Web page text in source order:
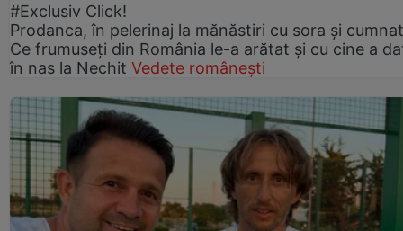
#Exclusiv Click!
Prodanca, în pelerinaj la mănăstiri cu sora și
Ce frumuseți din România le-a arătat și cu cine a
în nas la Nechit Vedete românești